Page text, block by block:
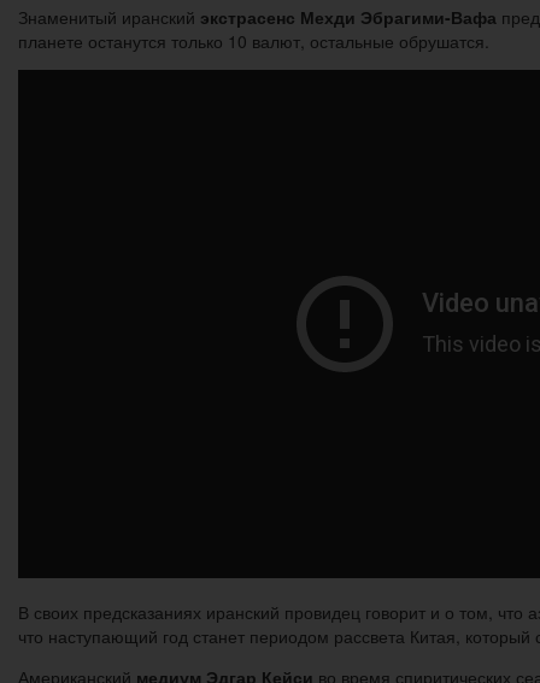
Знаменитый иранский экстрасенс Мехди Эбрагими-Вафа
планете останутся только 10 валют, остальные обрушатся.
В своих предсказаниях иранский провидец говорит и о том,
что наступающий год станет периодом рассвета Китая,
Американский медиум Эдгар Кейси во время спиритических